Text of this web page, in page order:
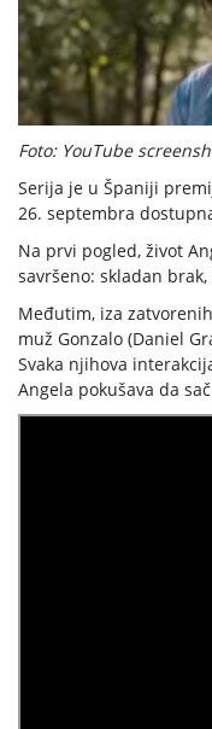
Foto: YouTube
Serija je u Španiji
26. septembra
Na prvi pogled, život
savršeno: skladan
Međutim, iza
muž Gonzalo (Daniel
Svaka njihova
Angela pokušava da